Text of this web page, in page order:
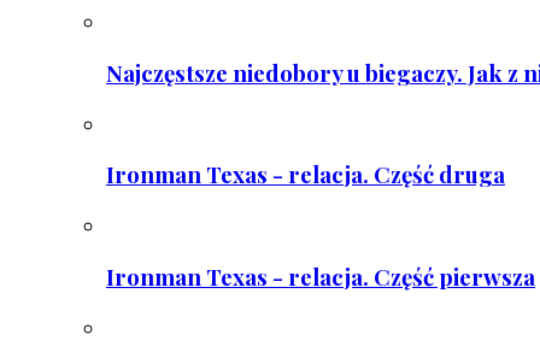
Najczęstsze niedobory u biegaczy. Jak z
Ironman Texas - relacja. Część druga
Ironman Texas - relacja. Część pierwsza